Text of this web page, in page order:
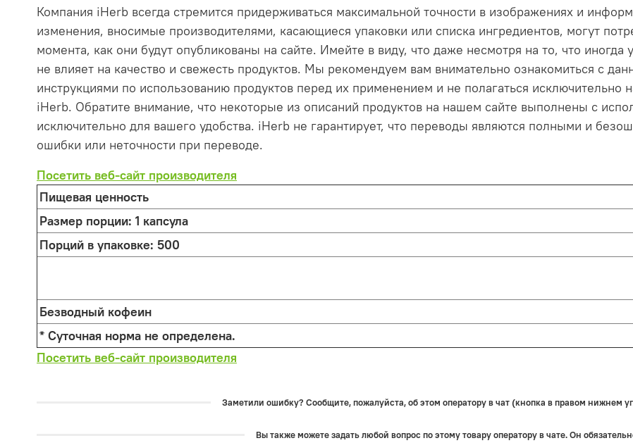
Компания iHerb всегда стремится придерживаться максимальной точности в изображениях и
изменения, вносимые производителями, касающиеся упаковки или списка ингредиентов, могут
момента, как они будут опубликованы на сайте. Имейте в виду, что даже несмотря на то, что иногда
не влияет на качество и свежесть продуктов. Мы рекомендуем вам внимательно ознакомиться с
инструкциями по использованию продуктов перед их применением и не полагаться
iHerb. Обратите внимание, что некоторые из описаний продуктов на нашем сайте выполнены с
исключительно для вашего удобства. iHerb не гарантирует, что переводы являются полными и
ошибки или неточности при переводе.
Посетить веб-сайт производителя
Пищевая ценность
Размер порции: 1 капсула
Порций в упаковке: 500
Безводный кофеин
* Суточная норма не определена.
Посетить веб-сайт производителя
Заметили ошибку? Сообщите, пожалуйста, об этом оператору в чат (кнопка в правом нижнем
Вы также можете задать любой вопрос по этому товару оператору в чате. Он